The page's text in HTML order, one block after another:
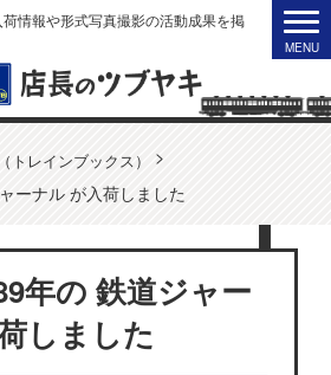
荷情報や形式写真撮影の活動成果を掲
トレインブックス）
>
ーナル が入荷しました
年の 鉄道ジャー
しました